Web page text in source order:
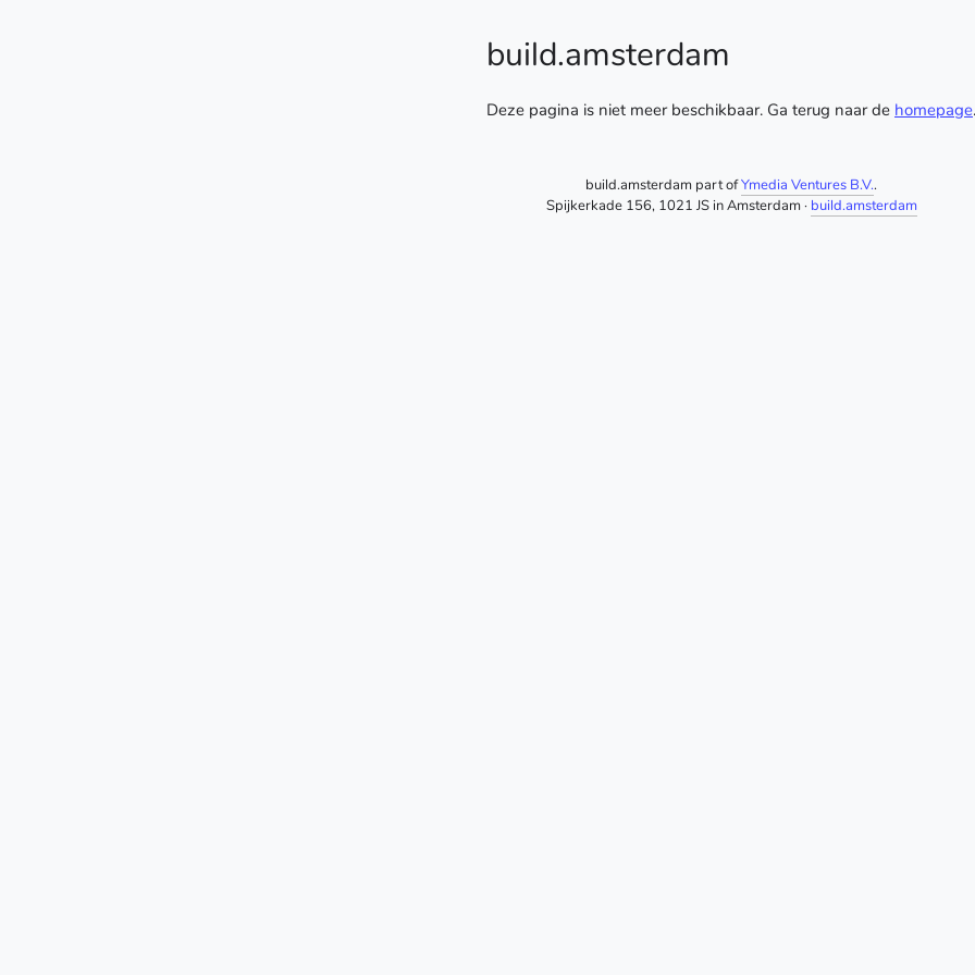
build.amsterdam
Deze pagina is niet meer beschikbaar. Ga terug naar de homepage.
build.amsterdam part ofYmedia Ventures B.V..
Spijkerkade 156, 1021 JS in Amsterdam · build.amsterdam